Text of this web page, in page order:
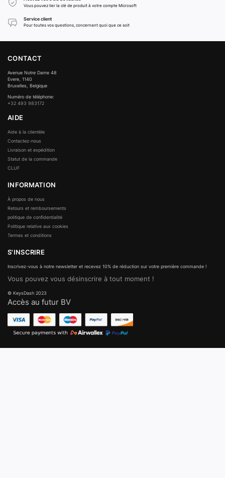
Vous pouvez lier la clé de produit à votre compte Microsoft
Service client
Pour toutes vos questions, concernant quoi que ce soit
CONTACT
Avenue Notre Dame 48
Evere, 1140
Bruxelles, Belgique
Numéro de téléphone:
+32 493 983172
AIDE
Aide à la clientèle
Contactez-nous
Livraison et expédition
Statut de la commande
CLUF
INFORMATION
À propos de nous
Retours et remboursements
politique de confidentialité
Politique relative aux cookies
Termes et conditions
S'INSCRIRE
Inscrivez-vous à notre newsletter et recevez 10% de réduction sur votre première commande !
Vous pouvez vous désinscrire à tout moment !
© KeysDash 2023
Accès au futur BV